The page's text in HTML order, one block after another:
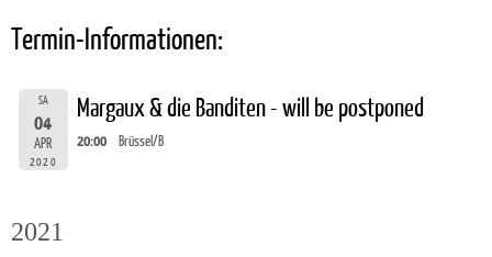
Termin-Informationen:
SA
04
APR
2020
Margaux & die Banditen - will be postponed
20:00 Brüssel/B
2021